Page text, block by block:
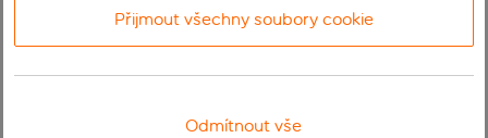
Přijmout všechny soubory cookie
Odmítnout vše